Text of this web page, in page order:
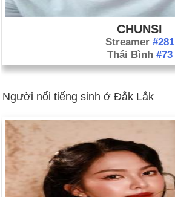
CHUNSI
Streamer #281
Thái Bình #73
Người nổi tiếng sinh ở Đắk Lắk